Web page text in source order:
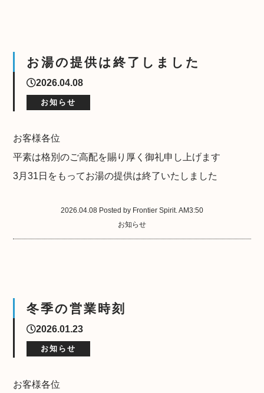
お湯の提供は終了しました
2026.04.08
お知らせ
お客様各位
平素は格別のご高配を賜り厚く御礼申し上げます
3月31日をもってお湯の提供は終了いたしました
2026.04.08 Posted by Frontier Spirit. AM3:50
お知らせ
冬季の営業時刻
2026.01.23
お知らせ
お客様各位